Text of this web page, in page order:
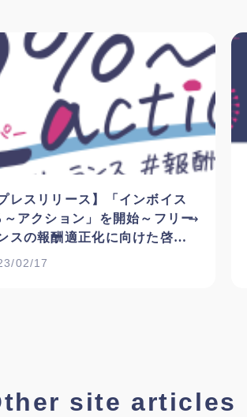
プレスリリース】「インボイス
～アクション」を開始～フリー
スの報酬適正化に向けた啓発
への参加を広く呼びかけ～
02/17
site articles